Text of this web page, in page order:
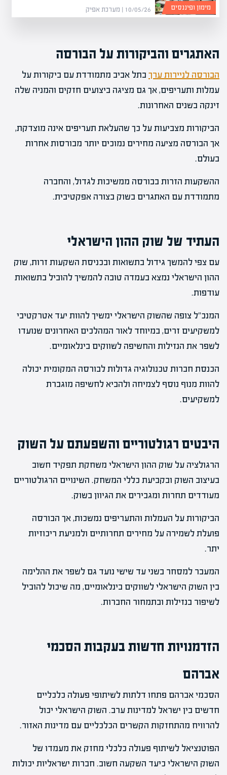
10/05/26 | מערכת אפיק מימון ופיננסים
האתגרים והביקורות על הבורסה
הבורסה לניירות ערך בתל אביב מתמודדת עם ביקורות על
עמלות ותעריפים, אך גם מציגה ביצועים חזקים והמניה שלה
זינקה בשנים האחרונות.
הביקורות מצביעות על כך שהעלאת תעריפים אינה מוצדקת,
אך הבורסה מציעה מחירים נמוכים יותר מבורסות אחרות
בעולם.
ההשקעות הזרות בבורסה ממשיכות לגדול, והחברה
מתמודדת עם האתגרים בשוק בצורה אפקטיבית.
העתיד של שוק ההון הישראלי
עם צפי להמשך גידול בתשואות ובכניסת השקעות זרות, שוק
ההון הישראלי נמצא בעמדה טובה להמשיך להוביל בתשואות
עודפות.
המנכ"ל צופה שהשוק הישראלי ימשיך להוות יעד אטרקטיבי
למשקיעים זרים, במיוחד לאור המהלכים האחרונים שנועדו
לשפר את הנזילות והחשיפה לשווקים בינלאומיים.
הכנסת חברות טכנולוגיה גדולות לבורסה המקומית יכולה
להוות מנוף נוסף לצמיחה ולהביא לחשיפה מוגברת
למשקיעים.
היבטים רגולטוריים והשפעתם על השוק
הרגולציה על שוק ההון הישראלי משחקת תפקיד חשוב
בעיצוב השוק ובקביעת כללי המשחק. השינויים הרגולטוריים
מעודדים תחרות ומגבירים את הגיוון בשוק.
הביקורות על העמלות והתעריפים נמשכות, אך הבורסה
פועלת לשמירה על מחירים תחרותיים ולמניעת ריכוזיות
יתר.
המעבר למסחר בשני עד שישי נועד גם לשפר את ההלימה
בין השוק הישראלי לשווקים בינלאומיים, מה שיכול להוביל
לשיפור בנזילות ובתמחור החברות.
הזדמנויות חדשות בעקבות הסכמי
אברהם
הסכמי אברהם פתחו דלתות לשיתופי פעולה כלכליים
חדשים בין ישראל למדינות ערב. השוק הישראלי יכול
להרוויח מהתחזקות הקשרים הכלכליים עם מדינות האזור.
הפוטנציאל לשיתוף פעולה כלכלי מחזק את מעמדו של
השוק הישראלי כיעד השקעה חשוב. חברות ישראליות יכולות